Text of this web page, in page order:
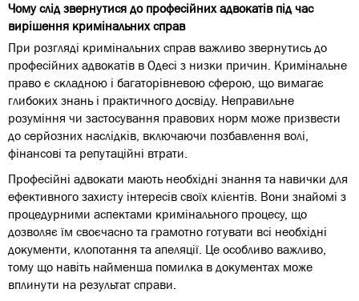
Чому слід звернутися до професійних адвокатів під час
вирішення кримінальних справ
При розгляді кримінальних справ важливо звернутись до
професійних адвокатів в Одесі з низки причин. Кримінальне
право є складною і багаторівневою сферою, що вимагає
глибоких знань і практичного досвіду. Неправильне
розуміння чи застосування правових норм може призвести
до серйозних наслідків, включаючи позбавлення волі,
фінансові та репутаційні втрати.
Професійні адвокати мають необхідні знання та навички для
ефективного захисту інтересів своїх клієнтів. Вони знайомі з
процедурними аспектами кримінального процесу, що
дозволяє їм своєчасно та грамотно готувати всі необхідні
документи, клопотання та апеляції. Це особливо важливо,
тому що навіть найменша помилка в документах може
вплинути на результат справи.